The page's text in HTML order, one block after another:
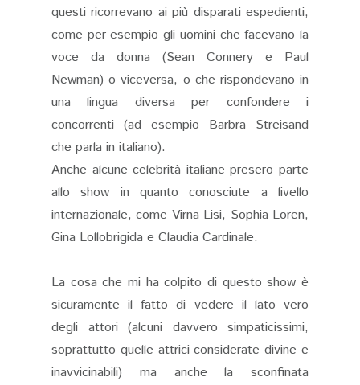
questi ricorrevano ai più disparati espedienti,
come per esempio gli uomini che facevano la
voce da donna (Sean Connery e Paul
Newman) o viceversa, o che rispondevano in
una lingua diversa per confondere i
concorrenti (ad esempio Barbra Streisand
che parla in italiano).
Anche alcune celebrità italiane presero parte
allo show in quanto conosciute a livello
internazionale, come Virna Lisi, Sophia Loren,
Gina Lollobrigida e Claudia Cardinale.
La cosa che mi ha colpito di questo show è
sicuramente il fatto di vedere il lato vero
degli attori (alcuni davvero simpaticissimi,
soprattutto quelle attrici considerate divine e
inavvicinabili) ma anche la sconfinata